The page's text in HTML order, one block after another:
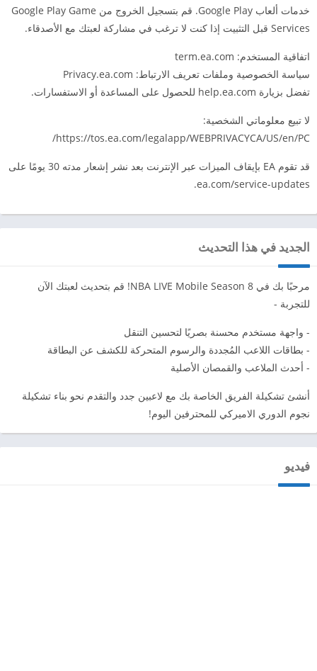
خدمات ألعاب Google Play. قم بتسجيل الخروج من Google Play Game
Services قبل التثبيت إذا كنت لا ترغب في مشاركة لعبتك مع الأصدقاء.
اتفاقية المستخدم: term.ea.com
سياسة الخصوصية وملفات تعريف الارتباط: Privacy.ea.com
تفضل بزيارة help.ea.com للحصول على المساعدة أو الاستفسارات.
لا تبيع معلوماتي الشخصية:
https://tos.ea.com/legalapp/WEBPRIVACYCA/US/en/PC/
قد تقوم EA بإيقاف الميزات عبر الإنترنت بعد نشر إشعار مدته 30 يومًا على
ea.com/service-updates.
الجديد في هذا التحديث
مرحبًا بك في NBA LIVE Mobile Season 8! قم بتحديث لعبتك الآن
للتجربة -
- واجهة مستخدم محسنة بصريًا لتحسين التنقل
- بطاقات اللاعب المُجددة والرسوم المتحركة للكشف عن البطاقة
- أحدث الملاعب والقمصان الأصلية
أنشئ تشكيلة الفريق الخاصة بك مع لاعبين جدد والتقدم نحو بناء تشكيلة
نجوم الدوري الاميركي للمحترفين اليوم!
فيديو